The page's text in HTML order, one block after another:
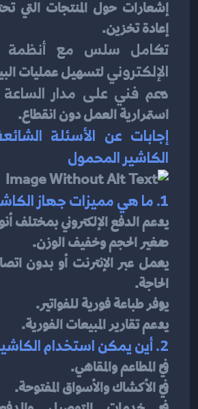
إعادة تخزين.
الإلكتروني لتسهيل عمليات
دعم فني على مدار الساعة
استمرارية العمل دون انقطاع.
الكاشير المحمول
1. ما هي مميزات جهاز الكاشير المتنقل؟
يدعم الدفع الإلكتروني بمختلف
صغير الحجم وخفيف الوزن.
الحاجة.
يوفر طباعة فورية للفواتير.
يدعم تقارير المبيعات الفورية.
2. أين يمكن استخدام الكاشير المتنقل؟
في المطاعم والمقاهي.
في الأكشاك والأسواق المفتوحة.